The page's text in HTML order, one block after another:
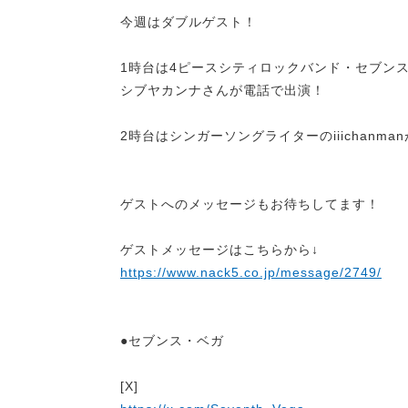
今週はダブルゲスト！
1時台は4ピースシティロックバンド・セブン
シブヤカンナさんが電話で出演！
2時台はシンガーソングライターのiiichanman
ゲストへのメッセージもお待ちしてます！
ゲストメッセージはこちらから↓
https://www.nack5.co.jp/message/2749/
●セブンス・ベガ
[X]